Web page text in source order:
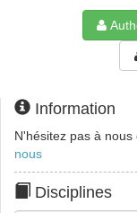
Information
N'hésitez pas à
nous
Disciplines